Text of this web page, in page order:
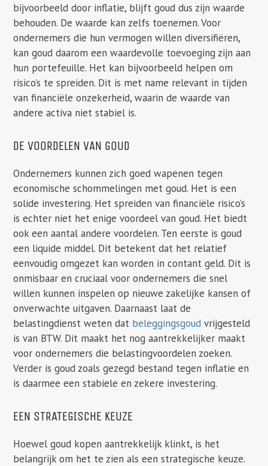
bijvoorbeeld door inflatie, blijft goud dus zijn waarde
behouden. De waarde kan zelfs toenemen. Voor
ondernemers die hun vermogen willen diversifiëren,
kan goud daarom een waardevolle toevoeging zijn aan
hun portefeuille. Het kan bijvoorbeeld helpen om
risico’s te spreiden. Dit is met name relevant in tijden
van financiële onzekerheid, waarin de waarde van
andere activa niet stabiel is.
DE VOORDELEN VAN GOUD
Ondernemers kunnen zich goed wapenen tegen
economische schommelingen met goud. Het is een
solide investering. Het spreiden van financiële risico’s
is echter niet het enige voordeel van goud. Het biedt
ook een aantal andere voordelen. Ten eerste is goud
een liquide middel. Dit betekent dat het relatief
eenvoudig omgezet kan worden in contant geld. Dit is
onmisbaar en cruciaal voor ondernemers die snel
willen kunnen inspelen op nieuwe zakelijke kansen of
onverwachte uitgaven. Daarnaast laat de
belastingdienst weten dat beleggingsgoud vrijgesteld
is van BTW. Dit maakt het nog aantrekkelijker maakt
voor ondernemers die belastingvoordelen zoeken.
Verder is goud zoals gezegd bestand tegen inflatie en
is daarmee een stabiele en zekere investering.
EEN STRATEGISCHE KEUZE
Hoewel goud kopen aantrekkelijk klinkt, is het
belangrijk om het te zien als een strategische keuze.